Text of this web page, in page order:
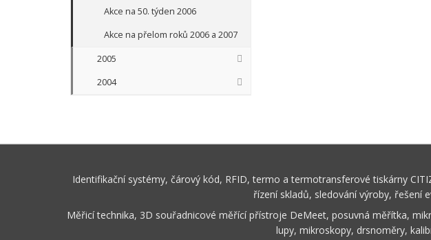
Akce na 50. týden 2006
Akce na přelom roků 2006 a 2007
2005
2004
Identifikační systémy, čárový kód, RFID, termo a termotransferové tiskárny
řízení skladů, sledování výroby, řešení
Měřicí technika, 3D souřadnicové měřící přístroje DeMeet, posuvná měřítka,
lupy, mikroskopy, drsnoměry,